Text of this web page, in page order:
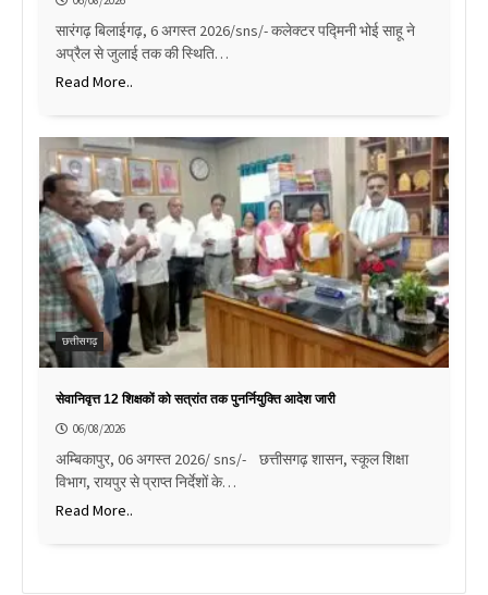
सारंगढ़ बिलाईगढ़, 6 अगस्त 2026/sns/- कलेक्टर पद्मिनी भोई साहू ने
अप्रैल से जुलाई तक की स्थिति…
Read More..
छत्तीसगढ़
सेवानिवृत्त 12 शिक्षकों को सत्रांत तक पुनर्नियुक्ति आदेश जारी
06/08/2026
अम्बिकापुर, 06 अगस्त 2026/ sns/- छत्तीसगढ़ शासन, स्कूल शिक्षा
विभाग, रायपुर से प्राप्त निर्देशों के…
Read More..